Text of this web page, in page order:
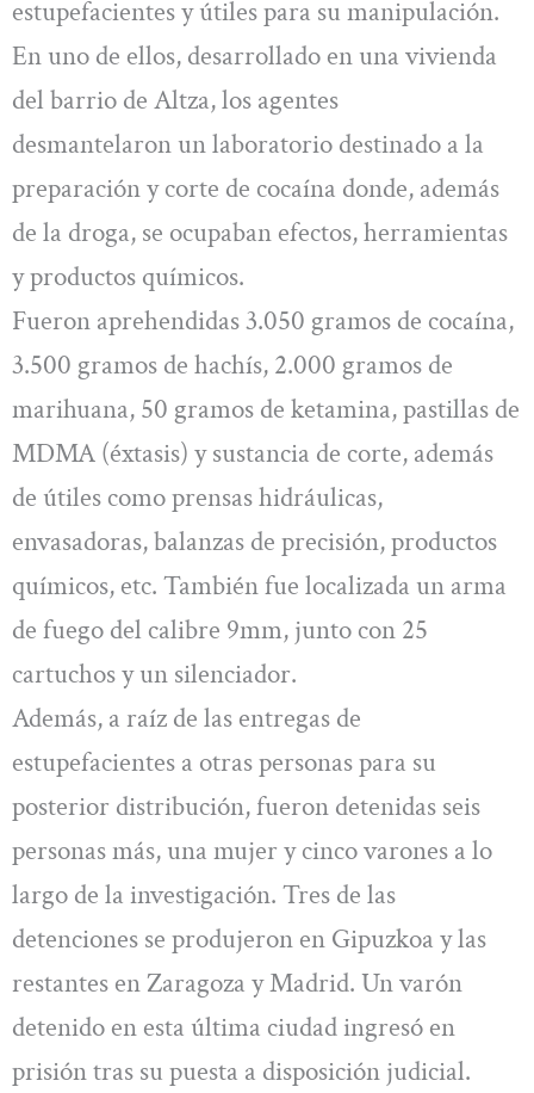
estupefacientes y útiles para su manipulación.
En uno de ellos, desarrollado en una vivienda
del barrio de Altza, los agentes
desmantelaron un laboratorio destinado a la
preparación y corte de cocaína donde, además
de la droga, se ocupaban efectos, herramientas
y productos químicos.
Fueron aprehendidas 3.050 gramos de cocaína,
3.500 gramos de hachís, 2.000 gramos de
marihuana, 50 gramos de ketamina, pastillas de
MDMA (éxtasis) y sustancia de corte, además
de útiles como prensas hidráulicas,
envasadoras, balanzas de precisión, productos
químicos, etc. También fue localizada un arma
de fuego del calibre 9mm, junto con 25
cartuchos y un silenciador.
Además, a raíz de las entregas de
estupefacientes a otras personas para su
posterior distribución, fueron detenidas seis
personas más, una mujer y cinco varones a lo
largo de la investigación. Tres de las
detenciones se produjeron en Gipuzkoa y las
restantes en Zaragoza y Madrid. Un varón
detenido en esta última ciudad ingresó en
prisión tras su puesta a disposición judicial.